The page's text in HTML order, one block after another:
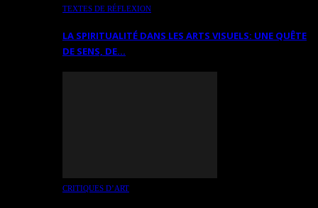
TEXTES DE RÉFLEXION
LA SPIRITUALITÉ DANS LES ARTS VISUELS: UNE QUÊTE
DE SENS, DE…
CRITIQUES D’ART